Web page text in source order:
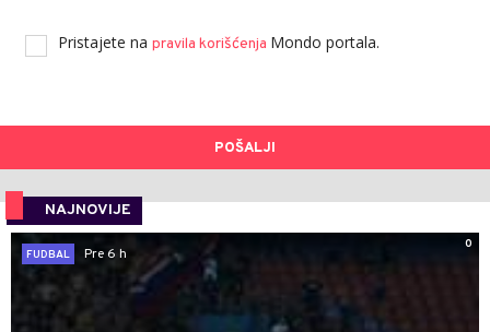
Pristajete na pravila korišćenja Mondo portala.
POŠALJI
NAJNOVIJE
0
FUDBAL
Pre 6 h